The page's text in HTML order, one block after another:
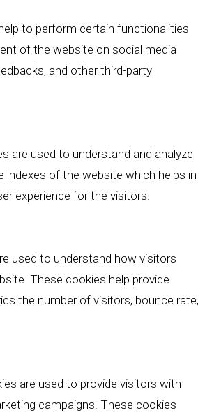
to perform certain functionalities
of the website on social media
and other third-party
are used to understand and analyze
indexes of the website which helps in
experience for the visitors.
used to understand how visitors
These cookies help provide
the number of visitors, bounce rate,
are used to provide visitors with
campaigns. These cookies